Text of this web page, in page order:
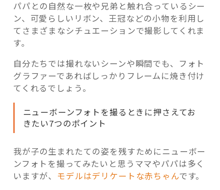
パパとの自然な一枚や兄弟と触れ合っているシー
ン、可愛らしいリボン、王冠などの小物を利用し
てさまざまなシチュエーションで撮影してくれま
す。
自分たちでは撮れないシーンや瞬間でも、フォト
グラファーであればしっかりフレームに焼き付け
てくれるでしょう。
ニューボーンフォトを撮るときに押さえてお
きたい7つのポイント
我が子の生まれたての姿を残すためにニューボー
ンフォトを撮ってみたいと思うママやパパは多く
いますが、 モデルはデリケートな赤ちゃんです。